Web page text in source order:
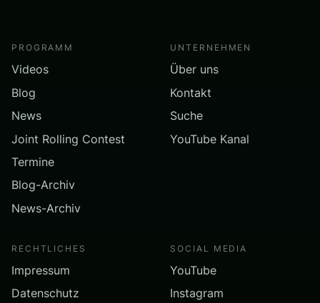
PROGRAMM
Videos
Blog
News
Joint Rolling Contest
Termine
Blog-Archiv
News-Archiv
UNTERNEHMEN
Über uns
Kontakt
Suche
YouTube Kanal
RECHTLICHES
Impressum
Datenschutz
SOCIAL MEDIA
YouTube
Instagram